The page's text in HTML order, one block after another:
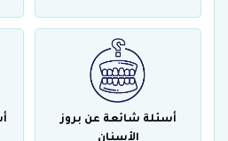
أسئلة شائعة عن بروز
الأسنان